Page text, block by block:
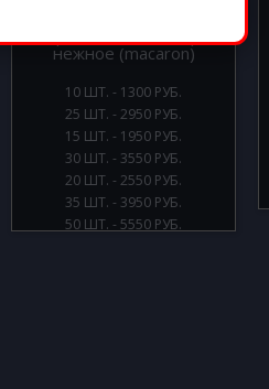
нежное (macaron)
10 ШТ. - 1300 РУБ.
15 ШТ. - 1950 РУБ.
20 ШТ. - 2550 РУБ.
25 ШТ. - 2950 РУБ.
30 ШТ. - 3550 РУБ.
35 ШТ. - 3950 РУБ.
50 ШТ. - 5550 РУБ.